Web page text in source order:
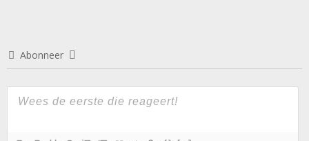
Abonneer